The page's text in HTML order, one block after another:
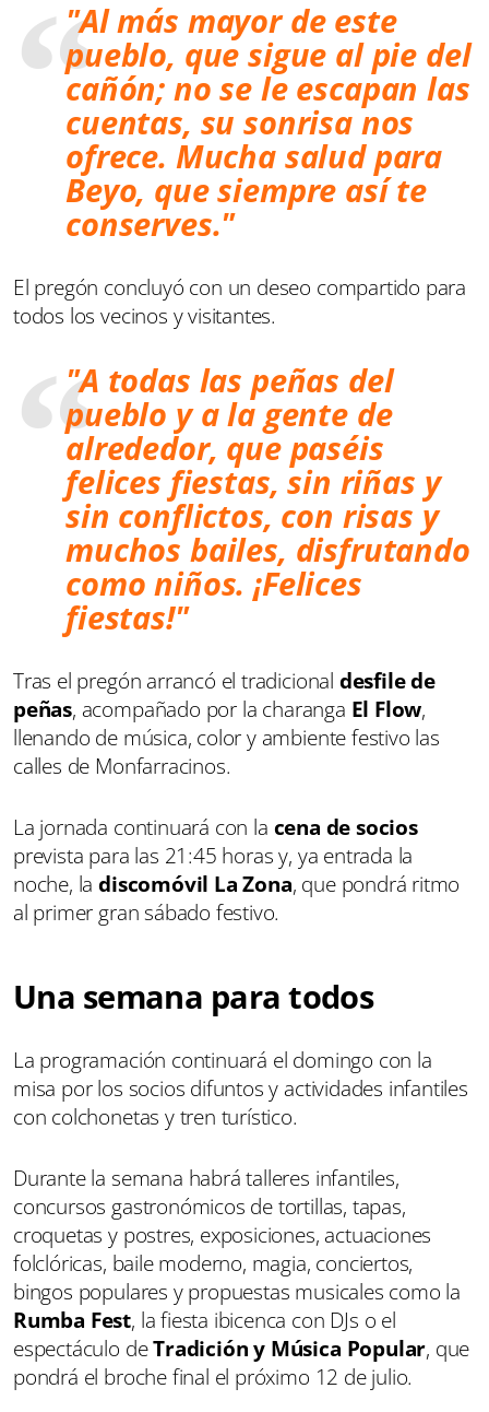
"Al más mayor de este
pueblo, que sigue al pie del
cañón; no se le escapan las
cuentas, su sonrisa nos
ofrece. Mucha salud para
Beyo, que siempre así te
conserves."
El pregón concluyó con un deseo compartido para
todos los vecinos y visitantes.
"A todas las peñas del
pueblo y a la gente de
alrededor, que paséis
felices fiestas, sin riñas y
sin conflictos, con risas y
muchos bailes, disfrutando
como niños. ¡Felices
fiestas!"
Tras el pregón arrancó el tradicional desfile de
peñas, acompañado por la charanga El Flow,
llenando de música, color y ambiente festivo las
calles de Monfarracinos.
La jornada continuará con la cena de socios
prevista para las 21:45 horas y, ya entrada la
noche, ladiscomóvil La Zona, que pondrá ritmo
al primer gran sábado festivo.
Una semana para todos
La programación continuará el domingo con la
misa por los socios difuntos y actividades infantiles
con colchonetas y tren turístico.
Durante la semana habrá talleres infantiles,
concursos gastronómicos de tortillas, tapas,
croquetas y postres, exposiciones, actuaciones
folclóricas, baile moderno, magia, conciertos,
bingos populares y propuestas musicales como la
Rumba Fest, la fiesta ibicenca con DJs o el
espectáculo deTradición y Música Popular, que
pondrá el broche final el próximo 12 de julio.